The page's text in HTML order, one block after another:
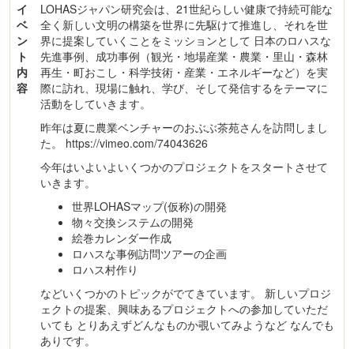
イ
ベ
ン
ト
内
容
LOHASジャパン研究会は、21世紀らしい健康で持続可能な
全く新しい文明の構築を世界に先駆けて推進し、それを世
界に提案していくことをミッションとして 日本のロハスな
先進事例、成功事例（観光・地場産業・農業・里山・森林
再生・町おこし・科学技術・産業・エネルギーなど）を実
際に訪れ、現場に触れ、学び、そして発信するをテーマに
活動をしていきます。
昨年は夏に農業ベンチャーのおぶぶ茶苑さんを訪問しまし
た。 https://vimeo.com/74043626
今年はいよいよいくつかのプロジェクトをスタートさせて
いきます。
世界LOHASマップ(仮称)の開発
物々交換システムの開発
絵巻カレンダー作成
ロハスな事例訪問ツアーの企画
ロハス村作り
などいくつかのトピックがでてきています。 新しいプロジ
ェクトの提案、興味あるプロジェクトへの参加していただ
いても とりあえずどんなものか覗いてみようなど なんでも
ありです。